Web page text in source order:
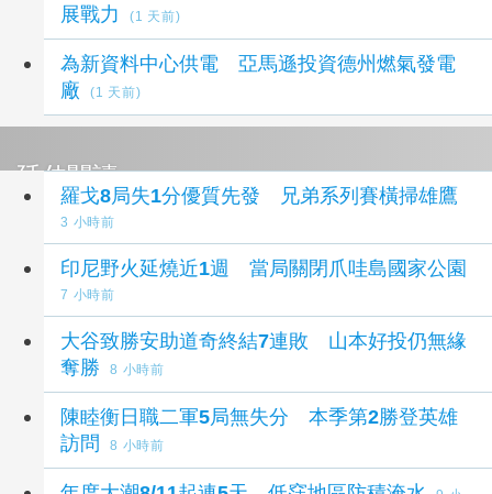
展戰力
(1 天前)
為新資料中心供電 亞馬遜投資德州燃氣發電
廠
(1 天前)
延伸閱讀
羅戈8局失1分優質先發 兄弟系列賽橫掃雄鷹
3 小時前
印尼野火延燒近1週 當局關閉爪哇島國家公園
7 小時前
大谷致勝安助道奇終結7連敗 山本好投仍無緣
奪勝
8 小時前
陳睦衡日職二軍5局無失分 本季第2勝登英雄
訪問
8 小時前